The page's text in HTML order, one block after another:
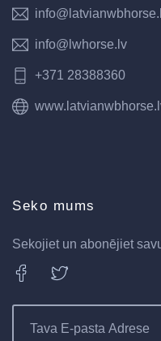
info@lwhorse.lv
+371 28388360
Seko mums
Sekojiet un abonējiet